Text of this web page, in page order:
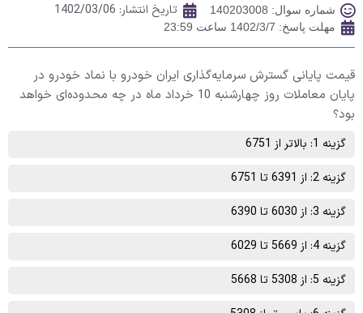
شماره سوال: 140203008 تاریخ انتشار: 1402/03/06
مهلت پاسخ: 1402/3/7 ساعت 23:59
قیمت پایانی گسترش‌ سرمايه‌گذاری ايران‌ خودرو با نماد خودرو در
پایان معاملات روز چهارشنبه 10 خرداد ماه در چه محدوده‌ای خواهد
بود؟
گزینه 1: بالاتر از 6751
گزینه 2: از 6391 تا 6751
گزینه 3: از 6030 تا 6390
گزینه 4: از 5669 تا 6029
گزینه 5: از 5308 تا 5668